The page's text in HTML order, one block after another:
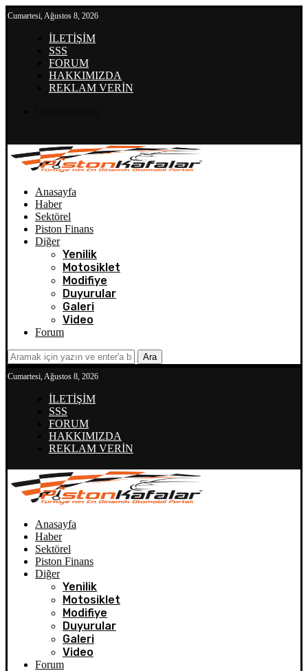
Cumartesi, Ağustos 8, 2026
İLETİŞİM
SSS
FORUM
HAKKIMIZDA
REKLAM VERİN
Anasayfa
Haber
Sektörel
Piston Finans
Diğer
Yenilik
Motosiklet
Modifiye
Duyurular
Galeri
Video
Forum
Ara
Cumartesi, Ağustos 8, 2026
İLETİŞİM
SSS
FORUM
HAKKIMIZDA
REKLAM VERİN
Anasayfa
Haber
Sektörel
Piston Finans
Diğer
Yenilik
Motosiklet
Modifiye
Duyurular
Galeri
Video
Forum